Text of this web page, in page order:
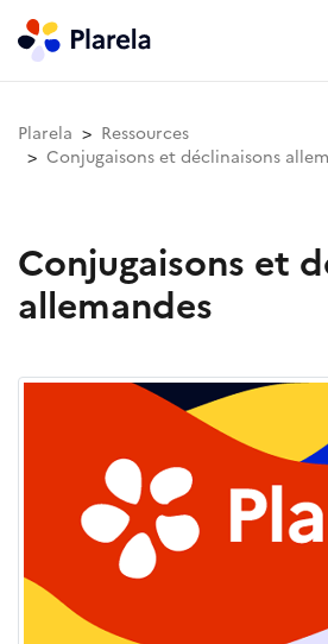
Plarela
Ressources
Conjugaisons et déclinaisons
Conjugaisons et
allemandes